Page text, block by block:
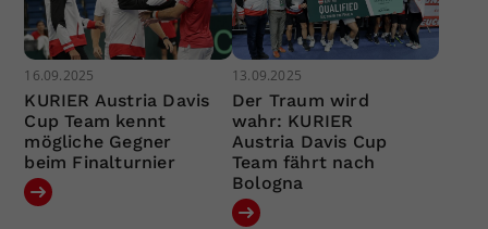
16.09.2025
KURIER Austria Davis
Cup Team kennt
mögliche Gegner
beim Finalturnier
13.09.2025
Der Traum wird
wahr: KURIER
Austria Davis Cup
Team fährt nach
Bologna